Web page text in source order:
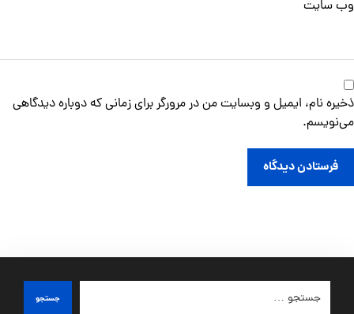
وب‌ سایت
ذخیره نام، ایمیل و وبسایت من در مرورگر برای زمانی که دوباره دیدگاهی
می‌نویسم.
فرستادن دیدگاه
جستجو